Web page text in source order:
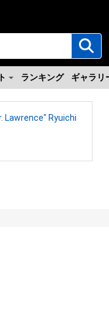
ランキング ギャラリ
Lawrence" Ryuichi